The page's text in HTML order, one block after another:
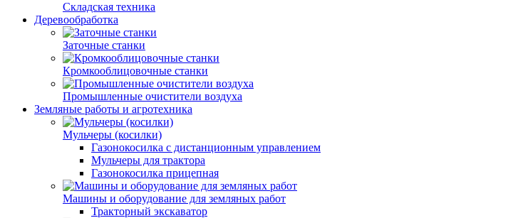
Складская техника
Деревообработка
Заточные станки
Кромкооблицовочные станки
Промышленные очистители воздуха
Земляные работы и агротехника
Мульчеры (косилки)
Газонокосилка с дистанционным управлением
Мульчеры для трактора
Газонокосилка прицепная
Машины и оборудование для земляных работ
Тракторный экскаватор